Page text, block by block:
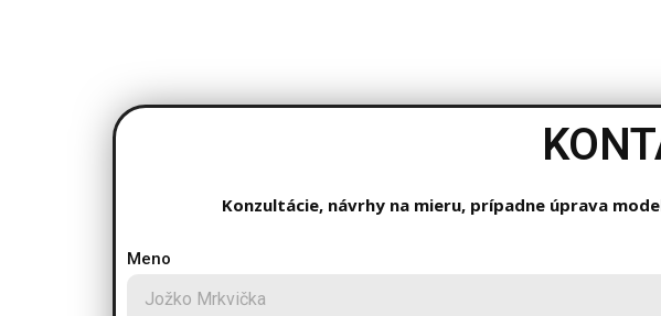
Konzultácie, návrhy na mieru, prípadne úprava
Meno